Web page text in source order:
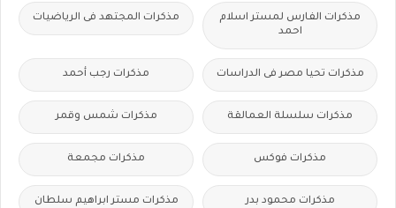
مذكرات الفارس لمستر اسلام
احمد
مذكرات المجتهد فى الرياضيات
مذكرات تحيا مصر فى الدراسات مذكرات رجب أحمد
مذكرات سلسلة العمالقة مذكرات شمس وقمر
مذكرات فوكس مذكرات مجمعة
مذكرات محمود بدر مذكرات مستر ابراهيم سلطان